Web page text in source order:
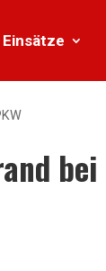
Einsätze
bei